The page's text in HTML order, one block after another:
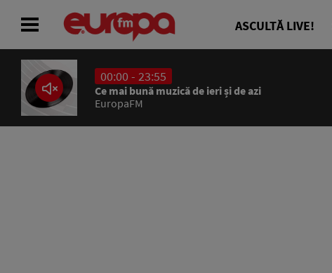
ASCULTĂ LIVE!
00:00 - 23:55
Ce mai bună muzică de ieri și de azi
EuropaFM
ACASĂ
ȘTIRI